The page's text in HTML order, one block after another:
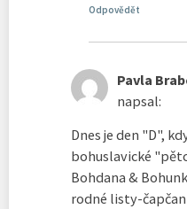
Odpovědět
Pavla
napsal:
Dnes je den "D",
bohuslavické
Bohdana &
rodné listy-